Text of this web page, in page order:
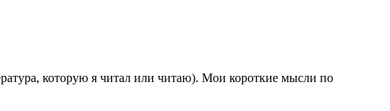
которую я читал или читаю). Мои короткие мысли по